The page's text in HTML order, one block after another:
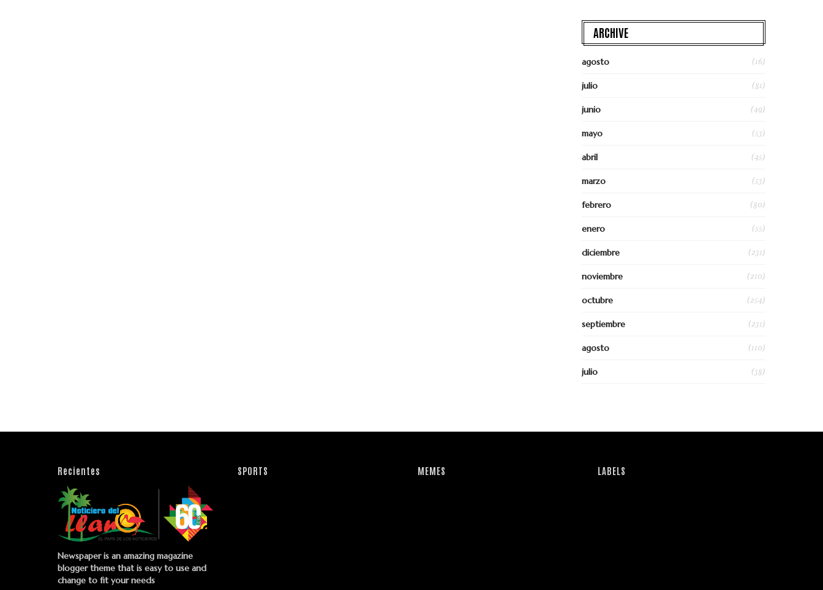
ARCHIVE
agosto (16)
julio (81)
junio (49)
mayo (53)
abril (45)
marzo (53)
febrero (80)
enero (55)
diciembre (231)
noviembre (210)
octubre (254)
septiembre (231)
agosto (110)
julio (38)
Recientes
Newspaper is an amazing magazine
blogger theme that is easy to use and
change to fit your needs
SPORTS MEMES LABELS